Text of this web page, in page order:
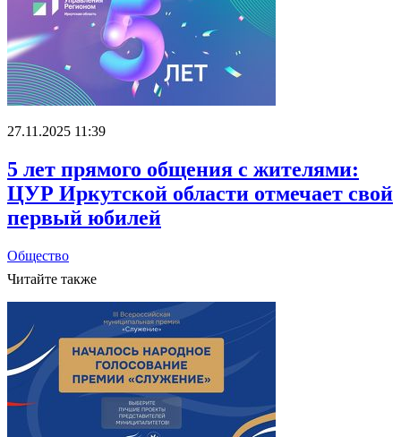
27.11.2025 11:39
5 лет прямого общения с жителями:
ЦУР Иркутской области отмечает свой
первый юбилей
Общество
Читайте также